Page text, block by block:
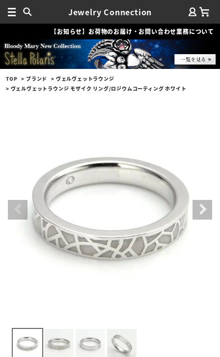
Jewelry Connection
【お知らせ】お荷物のお届け・お問い合わせ業務について
TOP ブランド
ヴェルヴェットラウンジ
ヴェルヴェットラウンジ モザイク リング/ロジウムコーティング ホワイト